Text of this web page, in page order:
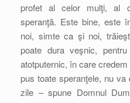
profet al celor mulţi, al
speranţă. Este bine, este
noi, simte ca şi noi,
poate dura veşnic,
atotputernic, în care
pus toate speranţele, nu va
zile – spune Domnul